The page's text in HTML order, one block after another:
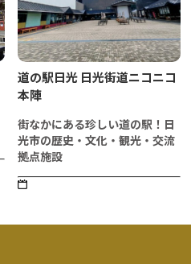
道の駅日光 日光街道ニコニコ
本陣
街なかにある珍しい道の駅！日
光市の歴史・文化・観光・交流
拠点施設